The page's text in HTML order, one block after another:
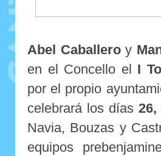
Abel Caballeroy
en el Concello el I
por el propio
celebrará los días
Navia, Bouzas y
equipos